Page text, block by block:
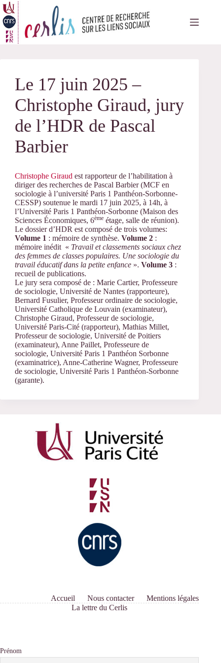
Passer
au
contenu
Le 17 juin 2025 –
Christophe Giraud, jury
de l’HDR de Pascal
Barbier
Christophe Giraud est rapporteur de l’habilitation à
diriger des recherches de Pascal Barbier (MCF en
sociologie à l’université Paris 1 Panthéon-Sorbonne-
CESSP) soutenue le mardi 17 juin 2025, à 14h, à
l’Université Paris 1 Panthéon-Sorbonne (Maison des
Sciences Économiques, 6ème étage, salle de réunion).
Le dossier d’HDR est composé de trois volumes:
Volume 1 : mémoire de synthèse. Volume 2 :
mémoire inédit « Travail et classements sociaux chez
des femmes de classes populaires. Une sociologie du
travail éducatif dans la petite enfance ». Volume 3 :
recueil de publications.
Le jury sera composé de : Marie Cartier, Professeure
de sociologie, Université de Nantes (rapporteure),
Bernard Fusulier, Professeur ordinaire de sociologie,
Université Catholique de Louvain (examinateur),
Christophe Giraud, Professeur de sociologie,
Université Paris-Cité (rapporteur), Mathias Millet,
Professeur de sociologie, Université de Poitiers
(examinateur), Anne Paillet, Professeure de
sociologie, Université Paris 1 Panthéon Sorbonne
(examinatrice), Anne-Catherine Wagner, Professeure
de sociologie, Université Paris 1 Panthéon-Sorbonne
(garante).
Accueil Nous contacter
Mentions légales
La lettre du Cerlis
Prénom